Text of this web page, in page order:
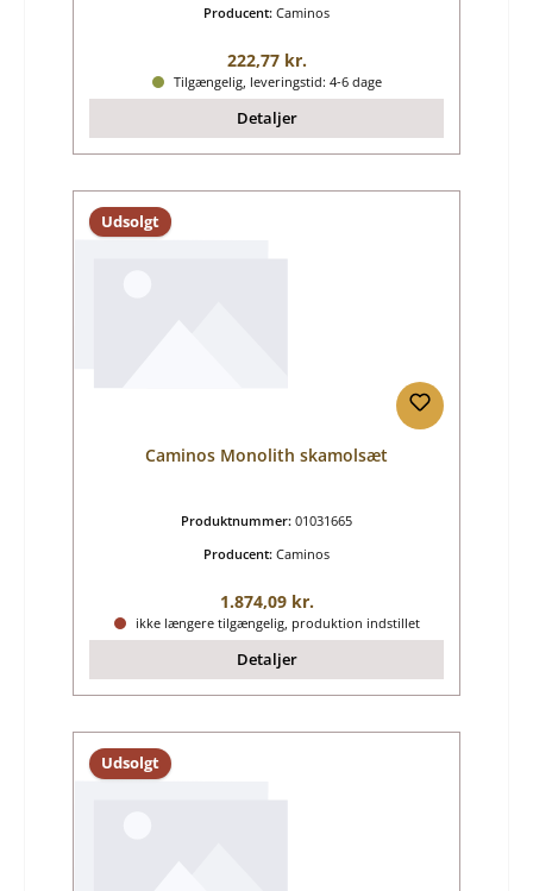
Producent: Caminos
Almindelig pris:
222,77 kr.
Tilgængelig, leveringstid: 4-6 dage
Detaljer
Udsolgt
Caminos Monolith skamolsæt
Produktnummer: 01031665
Producent: Caminos
Almindelig pris:
1.874,09 kr.
ikke længere tilgængelig, produktion indstillet
Detaljer
Udsolgt